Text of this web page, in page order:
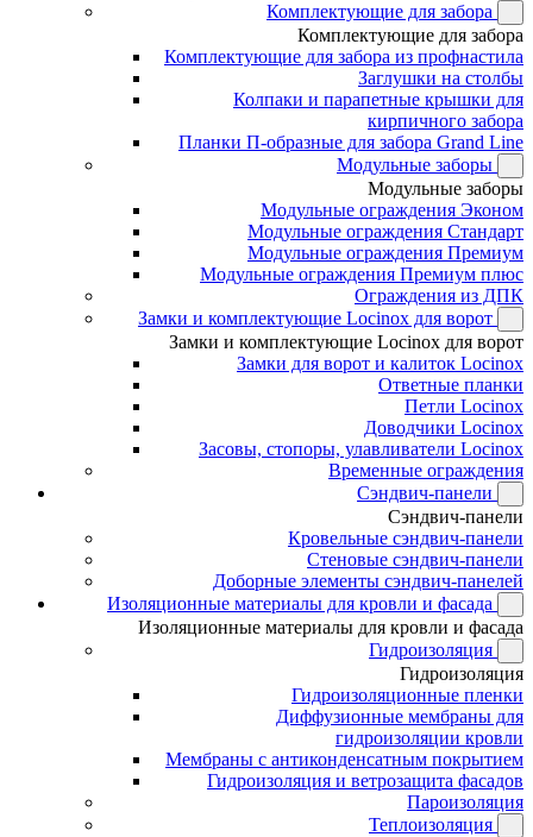
Комплектующие для забора
Комплектующие для забора
Комплектующие для забора из профнастила
Заглушки на столбы
Колпаки и парапетные крышки для
кирпичного забора
Планки П-образные для забора Grand Line
Модульные заборы
Модульные заборы
Модульные ограждения Эконом
Модульные ограждения Стандарт
Модульные ограждения Премиум
Модульные ограждения Премиум плюс
Ограждения из ДПК
Замки и комплектующие Locinox для ворот
Замки и комплектующие Locinox для ворот
Замки для ворот и калиток Locinox
Ответные планки
Петли Locinox
Доводчики Locinox
Засовы, стопоры, улавливатели Locinox
Временные ограждения
Сэндвич-панели
Сэндвич-панели
Кровельные сэндвич-панели
Стеновые сэндвич-панели
Доборные элементы сэндвич-панелей
Изоляционные материалы для кровли и фасада
Изоляционные материалы для кровли и фасада
Гидроизоляция
Гидроизоляция
Гидроизоляционные пленки
Диффузионные мембраны для
гидроизоляции кровли
Мембраны с антиконденсатным покрытием
Гидроизоляция и ветрозащита фасадов
Пароизоляция
Теплоизоляция